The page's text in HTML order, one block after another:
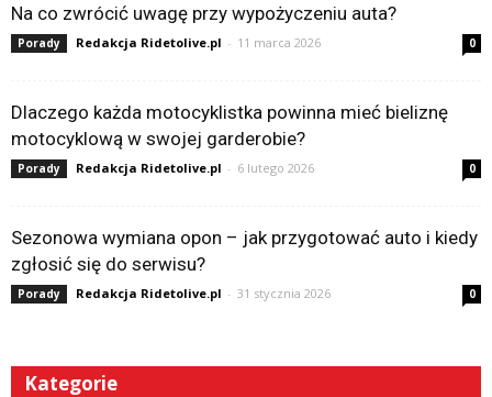
Na co zwrócić uwagę przy wypożyczeniu auta?
Porady Redakcja Ridetolive.pl - 11 marca 2026 0
Dlaczego każda motocyklistka powinna mieć bieliznę
motocyklową w swojej garderobie?
Porady Redakcja Ridetolive.pl - 6 lutego 2026 0
Sezonowa wymiana opon – jak przygotować auto i kiedy
zgłosić się do serwisu?
Porady Redakcja Ridetolive.pl - 31 stycznia 2026 0
Kategorie